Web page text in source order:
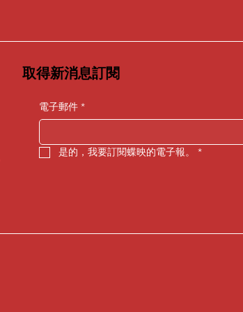
取得新消息訂閱
電子郵件 *
是的，我要訂閱蝶映的電子報。 *